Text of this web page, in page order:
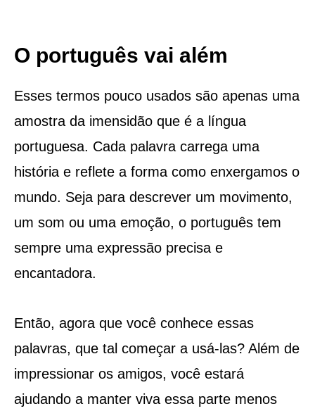
O português vai além
Esses termos pouco usados são apenas uma
amostra da imensidão que é a língua
portuguesa. Cada palavra carrega uma
história e reflete a forma como enxergamos o
mundo. Seja para descrever um movimento,
um som ou uma emoção, o português tem
sempre uma expressão precisa e
encantadora.
Então, agora que você conhece essas
palavras, que tal começar a usá-las? Além de
impressionar os amigos, você estará
ajudando a manter viva essa parte menos